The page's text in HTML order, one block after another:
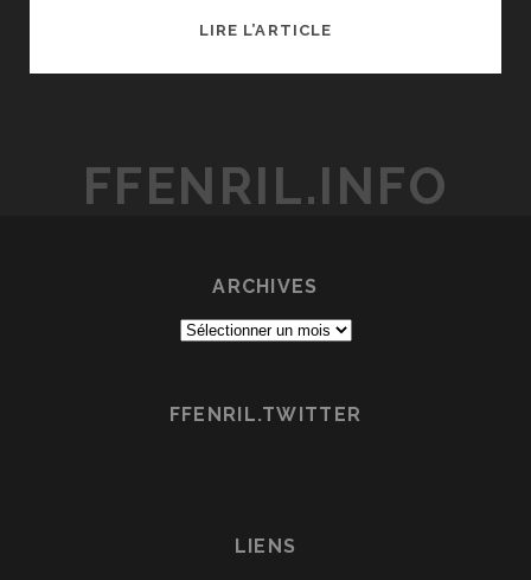
LIRE L’ARTICLEDRUAGA
AEGIS
FFENRIL.INFO
ARCHIVES
Archives
FFENRIL.TWITTER
LIENS